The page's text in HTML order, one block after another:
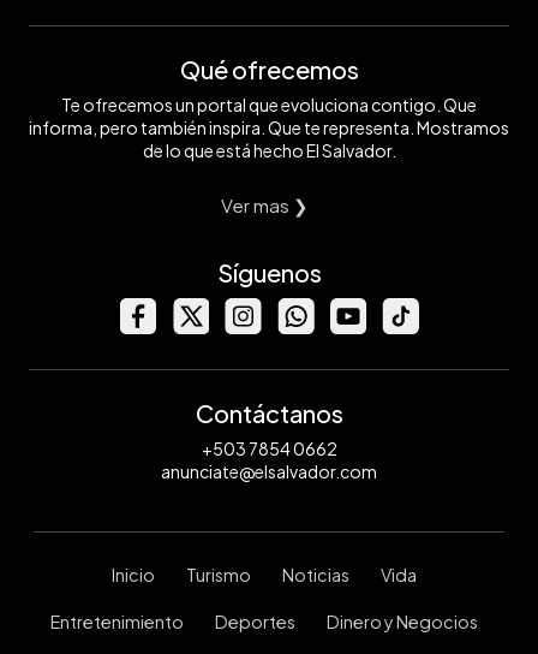
Qué ofrecemos
Te ofrecemos un portal que evoluciona contigo. Que
informa, pero también inspira. Que te representa. Mostramos
de lo que está hecho El Salvador.
Ver mas ❯
Síguenos
Contáctanos
+503 7854 0662
anunciate@elsalvador.com
Inicio Turismo Noticias Vida
Entretenimiento Deportes Dinero y Negocios